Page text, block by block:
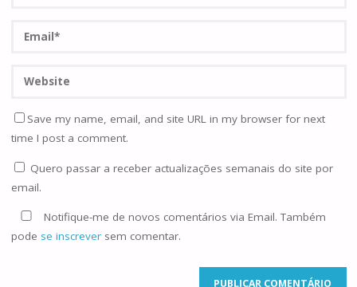
Save my name, email, and site URL in my browser for next
time I post a comment.
Quero passar a receber actualizações semanais do site por
email.
Notifique-me de novos comentários via Email. Também
pode se inscreversem comentar.